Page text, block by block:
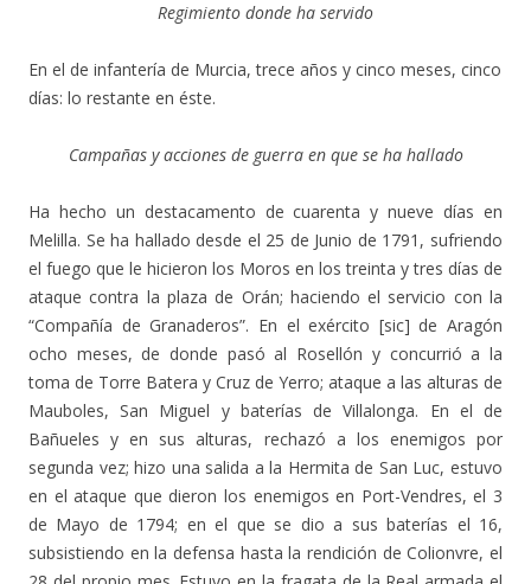
Regimiento donde ha servido
En el de infantería de Murcia, trece años y cinco meses, cinco
días: lo restante en éste.
Campañas y acciones de guerra en que se ha hallado
Ha hecho un destacamento de cuarenta y nueve días en
Melilla. Se ha hallado desde el 25 de Junio de 1791, sufriendo
el fuego que le hicieron los Moros en los treinta y tres días de
ataque contra la plaza de Orán; haciendo el servicio con la
“Compañía de Granaderos”. En el exército [sic] de Aragón
ocho meses, de donde pasó al Rosellón y concurrió a la
toma de Torre Batera y Cruz de Yerro; ataque a las alturas de
Mauboles, San Miguel y baterías de Villalonga. En el de
Bañueles y en sus alturas, rechazó a los enemigos por
segunda vez; hizo una salida a la Hermita de San Luc, estuvo
en el ataque que dieron los enemigos en Port-Vendres, el 3
de Mayo de 1794; en el que se dio a sus baterías el 16,
subsistiendo en la defensa hasta la rendición de Colionvre, el